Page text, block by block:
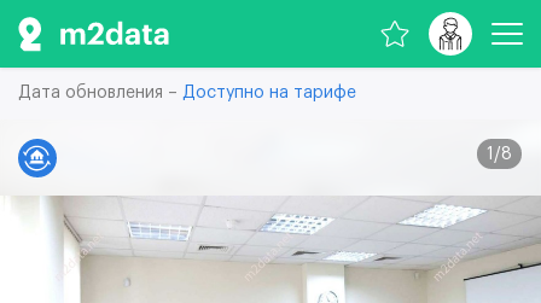
Дата обновления – Доступно на тарифе
1 /8